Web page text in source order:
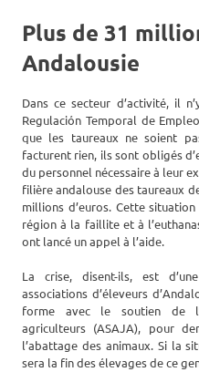
Plus de 31
Andalousie
Dans ce secteur d’activité, il
Regulación Temporal de
que les taureaux ne soient
facturent rien, ils sont obligés
du personnel nécessaire à leur
filière andalouse des taureaux
millions d’euros. Cette
région à la faillite et à
ont lancé un appel à l’aide.
La crise, disent-ils, est
associations d’éleveurs
forme avec le soutien de
agriculteurs (ASAJA), pour
l’abattage des animaux. Si la
sera la fin des élevages de ce